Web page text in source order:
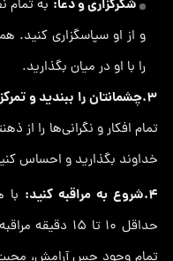
شکرگزاری و دعا: به تمام
و از او سپاسگزاری کنید.
را با او در میان بگذارید.
3.چشمانتان را ببندید و تمرکز کنید:
تمام افکار و نگرانی‌ها را از
خداوند بگذارید و احساس
4.شروع به مراقبه کنید:
با
حداقل ۱۰ تا